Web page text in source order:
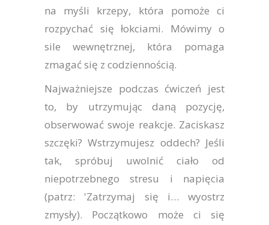
na myśli krzepy, która pomoże ci
rozpychać się łokciami. Mówimy o
sile wewnętrznej, która pomaga
zmagać się z codziennością.
Najważniejsze podczas ćwiczeń jest
to, by utrzymując daną pozycję,
obserwować swoje reakcje. Zaciskasz
szczęki? Wstrzymujesz oddech? Jeśli
tak, spróbuj uwolnić ciało od
niepotrzebnego stresu i napięcia
(patrz: 'Zatrzymaj się i… wyostrz
zmysły). Początkowo może ci się